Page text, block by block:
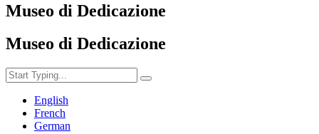
Museo di Dedicazione
Museo di Dedicazione
English
French
German